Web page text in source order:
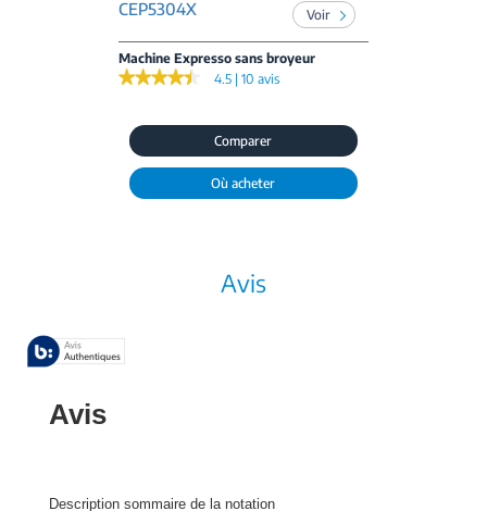
CEP5304X Voir
Machine Expresso sans broyeur
★★★★★
★★★★★ 4.5 | 10 avis
Comparer
Où acheter
Avis
Avis
Description sommaire de la notation